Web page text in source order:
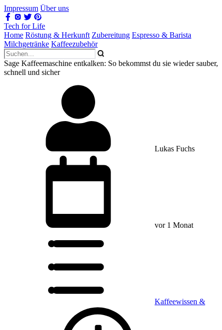
Impressum Über uns
Tech for Life
Home Röstung & Herkunft Zubereitung Espresso & Barista
Milchgetränke Kaffeezubehör
Sage Kaffeemaschine entkalken: So bekommst du sie wieder sauber,
schnell und sicher
Lukas Fuchs
vor 1 Monat
Kaffeewissen &